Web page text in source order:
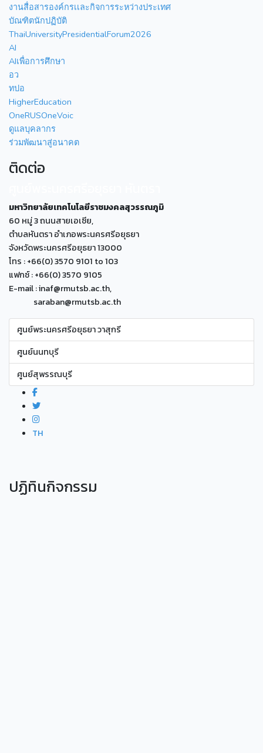
งานสื่อสารองค์กรเเละกิจการระหว่างประเทศ
บัณฑิตนักปฏิบัติ
ThaiUniversityPresidentialForum2026
AI
AIเพื่อการศึกษา
อว
ทปอ
HigherEducation
OneRUSOneVoic
ดูแลบุคลากร
ร่วมพัฒนาสู่อนาคต
ติดต่อ
มหาวิทยาลัยเทคโนโลยีราชมงคลสุวรรณภูมิ
60 หมู่ 3 ถนนสายเอเซีย,
ตำบลหันตรา อำเภอพระนครศรีอยุธยา
จังหวัดพระนครศรีอยุธยา 13000
โทร : +66(0) 3570 9101 to 103
แฟกซ์ : +66(0) 3570 9105
E-mail : inaf@rmutsb.ac.th,
saraban@rmutsb.ac.th
ศูนย์พระนครศรีอยุธยา วาสุกรี
ศูนย์นนทบุรี
ศูนย์สุพรรณบุรี
TH
ปฏิทินกิจกรรม